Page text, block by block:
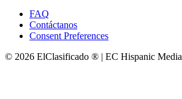
FAQ
Contáctanos
Consent Preferences
© 2026 ElClasificado ® | EC Hispanic Media